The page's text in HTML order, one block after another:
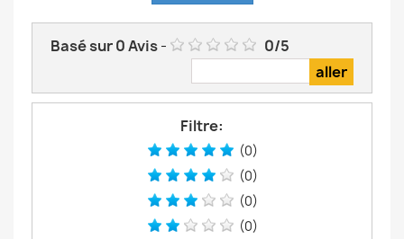
Basé sur0Avis- 0/5
Filtre:
(0)
(0)
(0)
(0)